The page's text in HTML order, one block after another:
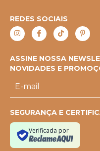
REDES SOCIAIS
ASSINE NOSSA
NOVIDADES E
SEGURANÇA E
Verificada por